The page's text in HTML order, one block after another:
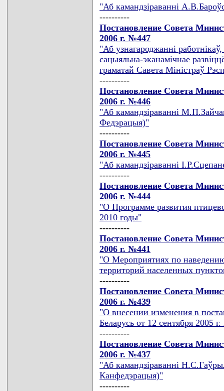
"Аб камандзiраваннi
----------
Постановление Совета
2006 г. №447
"Аб узнагароджаннi
сацыяльна-эканамiчнае
граматай Савета Мiнiстраў
----------
Постановление Совета
2006 г. №446
"Аб камандзiраваннi
Федэрацыя)"
----------
Постановление Совета
2006 г. №445
"Аб камандзiраваннi
----------
Постановление Совета
2006 г. №444
"О Программе развития
2010 годы"
----------
Постановление Совета
2006 г. №441
"О Мероприятиях по
территорий населенных
----------
Постановление Совета
2006 г. №439
"О внесении изменения в
Беларусь от 12 сентября 2005
----------
Постановление Совета
2006 г. №437
"Аб камандзiраваннi
Канфедэрацыя)"
----------